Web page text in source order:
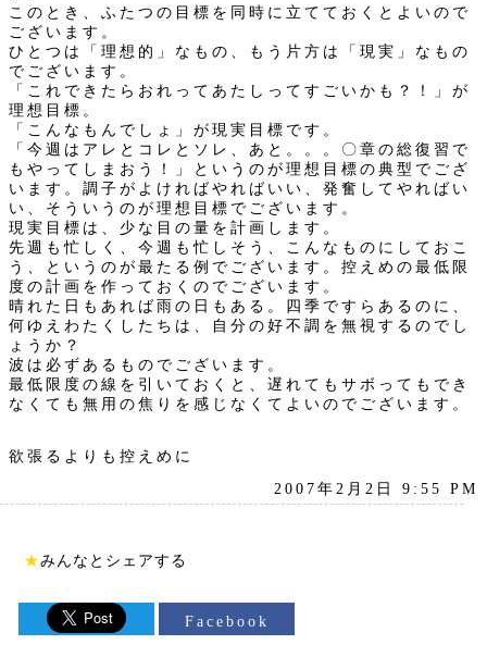
このとき、ふたつの目標を同時に立てておくとよいので
ございます。
ひとつは「理想的」なもの、もう片方は「現実」なもの
でございます。
「これできたらおれってあたしってすごいかも？！」が
理想目標。
「こんなもんでしょ」が現実目標です。
「今週はアレとコレとソレ、あと。。。〇章の総復習で
もやってしまおう！」というのが理想目標の典型でござ
います。調子がよければやればいい、発奮してやればい
い、そういうのが理想目標でございます。
現実目標は、少な目の量を計画します。
先週も忙しく、今週も忙しそう、こんなものにしておこ
う、というのが最たる例でございます。控えめの最低限
度の計画を作っておくのでございます。
晴れた日もあれば雨の日もある。四季ですらあるのに、
何ゆえわたくしたちは、自分の好不調を無視するのでし
ょうか？
波は必ずあるものでございます。
最低限度の線を引いておくと、遅れてもサボってもでき
なくても無用の焦りを感じなくてよいのでございます。
欲張るよりも控えめに
2007年2月2日 9:55 PM
★みんなとシェアする
Facebook